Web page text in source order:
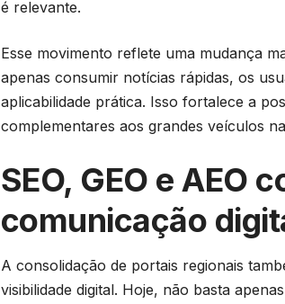
é relevante.
Esse movimento reflete uma mudança
apenas consumir notícias rápidas, os
aplicabilidade prática. Isso fortalece a
complementares aos grandes veículos
SEO, GEO e AEO
comunicação
A consolidação de portais regionais
visibilidade digital. Hoje, não basta